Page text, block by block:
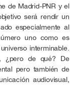
de Madrid-PNR y el
será rendir un
especialmente al
uno como es
interminable.
¿pero de qué? De
pero también de
audiovisual,